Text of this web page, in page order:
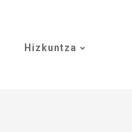
Hizkuntza